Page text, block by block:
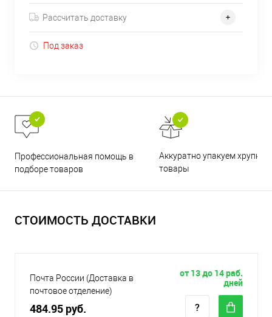
Рассчитать доставку
Под заказ
Профессиональная помощь в
подборе товаров
Аккуратно упакуем хрупкие
товары
СТОИМОСТЬ ДОСТАВКИ
Почта России (Доставка в
почтовое отделение)
484.95 руб.
от 13 до 14 раб.
дней